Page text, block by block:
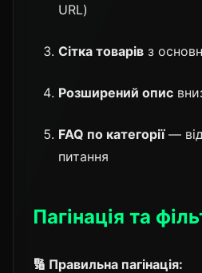
URL)
Сітка товарів з
Розширений опис
FAQ по категорії—
питання
Пагінація та
🔢 Правильна пагінація: